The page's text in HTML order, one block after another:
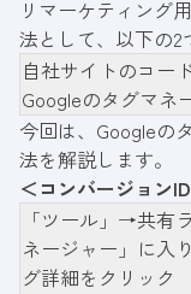
リマーケティング
法として、以下の2
自社サイトのコー
Googleのタグマネ
今回は、Googleの
法を解説します。
＜コンバージョン
「ツール」→共有
ネージャー」に入
グ詳細をクリック